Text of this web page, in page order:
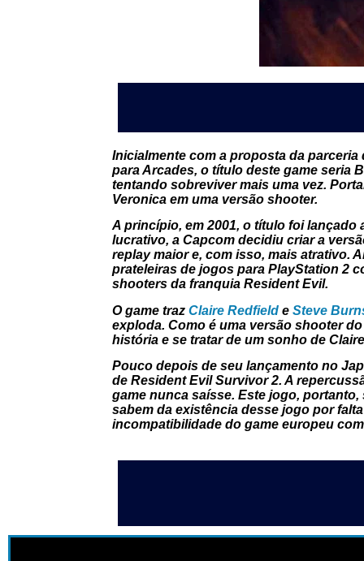
Inicialmente com a proposta da
para Arcades, o título deste game seria
tentando sobreviver mais uma vez.
Veronica em uma versão shooter.
A princípio, em 2001, o título foi lançado
lucrativo, a Capcom decidiu criar a
replay maior e, com isso, mais atrativo.
prateleiras de jogos para PlayStation 2
shooters da franquia Resident Evil.
O game traz Claire Redfielde Steve
exploda. Como é uma versão shooter
história e se tratar de um sonho de
Pouco depois de seu lançamento no
de Resident Evil Survivor 2. A
game nunca saísse. Este jogo,
sabem da existência desse jogo por
incompatibilidade do game europeu